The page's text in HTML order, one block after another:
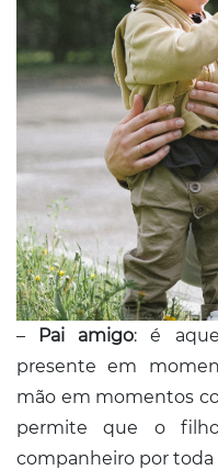
– Pai amigo: é
presente em
mão em momentos
permite que o
companheiro por toda